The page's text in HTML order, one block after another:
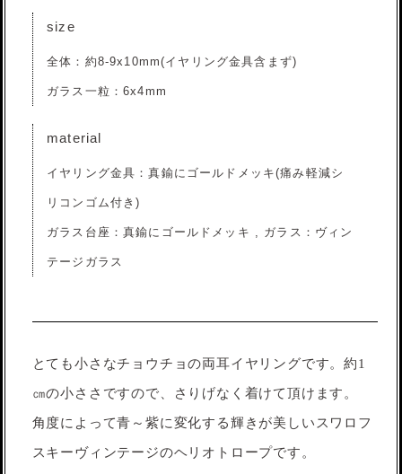
size
全体：約8-9x10mm(イヤリング金具含まず)
ガラス一粒：6x4mm
material
イヤリング金具：真鍮にゴールドメッキ(痛み軽減シ
リコンゴム付き)
ガラス台座：真鍮にゴールドメッキ , ガラス：ヴィン
テージガラス
とても小さなチョウチョの両耳イヤリングです。約1
㎝の小ささですので、さりげなく着けて頂けます。
角度によって青～紫に変化する輝きが美しいスワロフ
スキーヴィンテージのヘリオトロープです。